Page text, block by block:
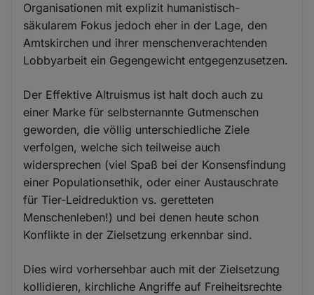
Organisationen mit explizit humanistisch-
säkularem Fokus jedoch eher in der Lage, den
Amtskirchen und ihrer menschenverachtenden
Lobbyarbeit ein Gegengewicht entgegenzusetzen.
Der Effektive Altruismus ist halt doch auch zu
einer Marke für selbsternannte Gutmenschen
geworden, die völlig unterschiedliche Ziele
verfolgen, welche sich teilweise auch
widersprechen (viel Spaß bei der Konsensfindung
einer Populationsethik, oder einer Austauschrate
für Tier-Leidreduktion vs. geretteten
Menschenleben!) und bei denen heute schon
Konflikte in der Zielsetzung erkennbar sind.
Dies wird vorhersehbar auch mit der Zielsetzung
kollidieren, kirchliche Angriffe auf Freiheitsrechte